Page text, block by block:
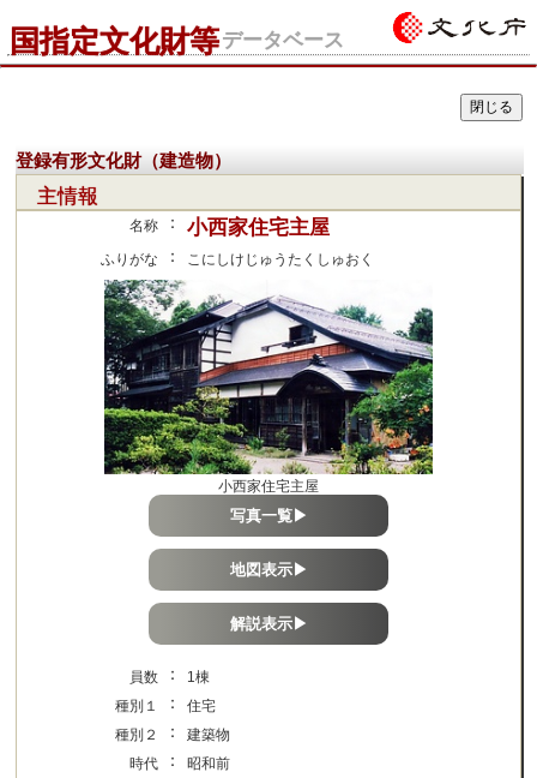
国指定文化財等データベース
登録有形文化財（建造物）
主情報
名称 ： 小西家住宅主屋
ふりがな ： こにしけじゅうたくしゅおく
小西家住宅主屋
写真一覧▶
地図表示▶
解説表示▶
員数 ：
1棟
種別１
：
住宅
種別２
：
建築物
時代
：
昭和前